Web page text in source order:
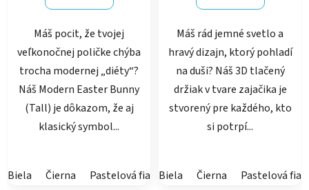
Máš pocit, že tvojej
veľkonočnej poličke chýba
trocha modernej „diéty“?
Náš Modern Easter Bunny
(Tall) je dôkazom, že aj
klasický symbol...
Biela Čierna Pastelová fialová Pastelová ružová Latte
Máš rád jemné svetlo a
hravý dizajn, ktorý pohladí
na duši? Náš 3D tlačený
držiak v tvare zajačika je
stvorený pre každého, kto
si potrpí...
Biela Čierna Pastelová